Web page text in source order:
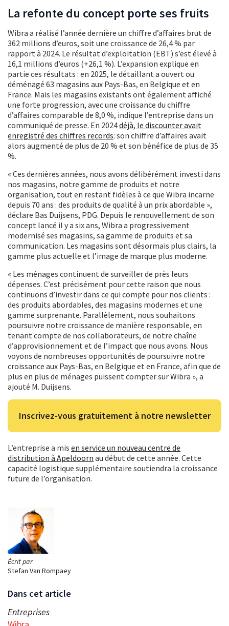
Écrit par
Stefan Van Rompaey
Dans cet article
Entreprises
La refonte du concept porte ses fruits
Wibra a réalisé l’année dernière un chiffre d’affaires brut de
362 millions d’euros, soit une croissance de 26,4 % par
rapport à 2024. Le résultat d’exploitation (EBT) s’est élevé à
16,1 millions d’euros (+26,1 %). L’expansion explique en
partie ces résultats : en 2025, le détaillant a ouvert ou
déménagé 63 magasins aux Pays-Bas, en Belgique et en
France. Mais les magasins existants ont également affiché
une forte progression, avec une croissance du chiffre
d’affaires comparable de 8,0 %, indique l’entreprise dans un
communiqué de presse. En 2024déjà, le discounter avait
enregistré des chiffres records: son chiffre d’affaires avait
alors augmenté de plus de 20 % et son bénéfice de plus de 35
%.
« Ces dernières années, nous avons délibérément investi dans
nos magasins, notre gamme de produits et notre
organisation, tout en restant fidèles à ce que Wibra incarne
depuis 70 ans : des produits de qualité à un prix abordable »,
déclare Bas Duijsens, PDG. Depuis le renouvellement de son
concept lancé il y a six ans, Wibra a progressivement
modernisé ses magasins, sa gamme de produits et sa
communication. Les magasins sont désormais plus clairs, la
gamme plus actuelle et l’image de marque plus moderne.
« Les ménages continuent de surveiller de près leurs
dépenses. C’est précisément pour cette raison que nous
continuons d’investir dans ce qui compte pour nos clients :
des produits abordables, des magasins modernes et une
gamme surprenante. Parallèlement, nous souhaitons
poursuivre notre croissance de manière responsable, en
tenant compte de nos collaborateurs, de notre chaîne
d’approvisionnement et de l’impact que nous avons. Nous
voyons de nombreuses opportunités de poursuivre notre
croissance aux Pays-Bas, en Belgique et en France, afin que de
plus en plus de ménages puissent compter sur Wibra », a
ajouté M. Duijsens.
Inscrivez-vous gratuitement à notre newsletter
L’entreprise a mis en service un nouveau centre de
distribution à Apeldoorn au début de cette année. Cette
capacité logistique supplémentaire soutiendra la croissance
future de l’organisation.